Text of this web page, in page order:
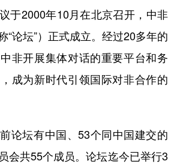
振兴 银龄 溯源中国
娱乐 时尚 悦读
一路 亚太网 上市公司
于2000年10月在北京召开，中非
“论坛”）正式成立。经过20多年的
非开展集体对话的重要平台和务
成为新时代引领国际对非合作的
坛有中国、53个同中国建交的
会共55个成员。论坛迄今已举行3